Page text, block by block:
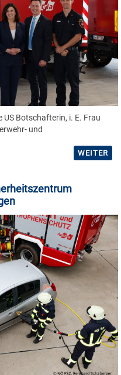
Botschafterin, i. E. Frau
und
WEITER